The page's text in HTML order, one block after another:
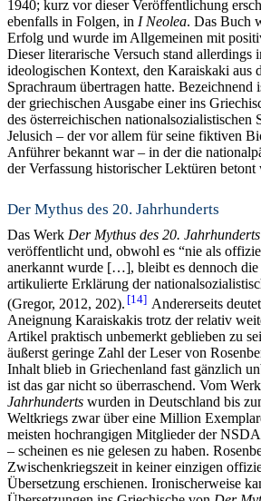
1940; kurz vor dieser Veröffentlichung
ebenfalls in Folgen, in I Neolea. Das Buch
Erfolg und wurde im Allgemeinen mit
Dieser literarische Versuch stand allerdings
ideologischen Kontext, den Karaiskaki aus
Sprachraum übertragen hatte.
der griechischen Ausgabe einer ins
des österreichischen
Jelusich – der vor allem für seine fiktiven
Anführer bekannt war – in der die
der Verfassung historischer Lektüren betont
Der Mythus des 20. Jahrhunderts
Das Werk Der Mythus des 20. Jahrhunderts
veröffentlicht und, obwohl es “nie als
anerkannt wurde […], bleibt es dennoch die
artikulierte Erklärung der
(Gregor, 2012, 202). 14
Andererseits
Aneignung Karaiskakis trotz der relativ
Artikel praktisch unbemerkt geblieben zu
äußerst geringe Zahl der Leser von
Inhalt blieb in Griechenland fast gänzlich
ist das gar nicht so überraschend. Vom Werk
Jahrhunderts wurden in Deutschland bis
Weltkriegs zwar über eine Million
meisten hochrangigen Mitglieder der
– scheinen es nie gelesen zu haben.
Zwischenkriegszeit in keiner einzigen
Übersetzung erschienen. Ironischerweise